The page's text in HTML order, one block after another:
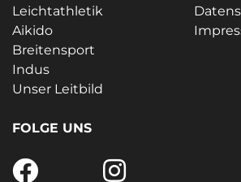
Leichtathletik
Aikido
Breitensport
Indus
Unser Leitbild
FOLGE UNS